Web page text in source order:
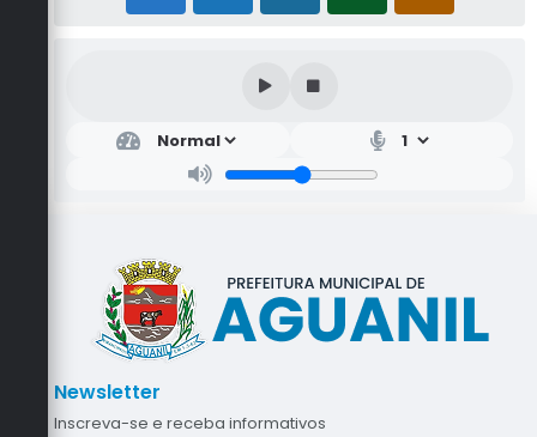
Newsletter
Inscreva-se e receba informativos